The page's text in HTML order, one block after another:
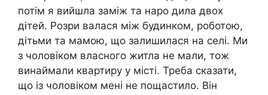
потім я вийшла заміж та наро дила двох
дітей. Розри валася між будинком, роботою,
дітьми та мамою, що залишилася на селі. Ми
з чоловіком власного житла не мали, тож
винаймали квартиру у місті. Треба сказати,
що із чоловіком мені не пощастило. Він